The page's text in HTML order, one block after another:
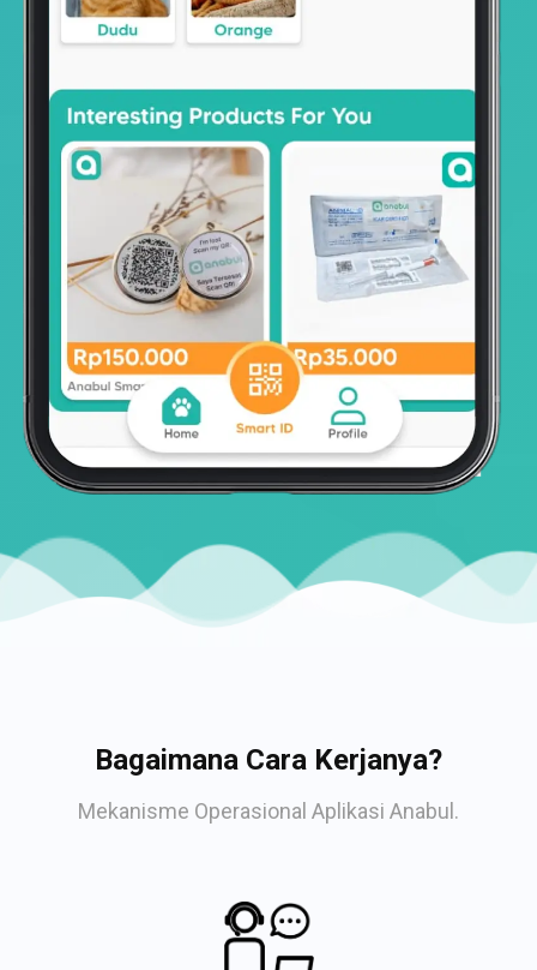
Bagaimana Cara Kerjanya?
Mekanisme Operasional Aplikasi Anabul.